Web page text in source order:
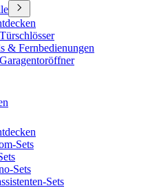
& Fernbedienungen
Sets
Sets
Sets